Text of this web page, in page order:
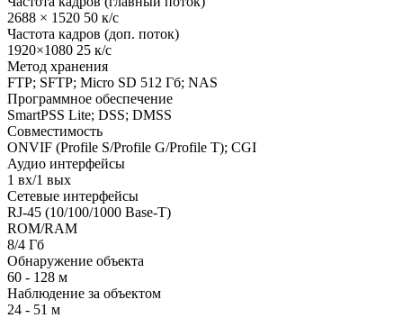
2688 × 1520 50 к/с
Частота кадров (доп. поток)
1920×1080 25 к/с
Метод хранения
FTP; SFTP; Micro SD 512 Гб; NAS
Программное обеспечение
SmartPSS Lite; DSS; DMSS
Совместимость
ONVIF (Profile S/Profile G/Profile T); CGI
Аудио интерфейсы
1 вх/1 вых
Сетевые интерфейсы
RJ-45 (10/100/1000 Base-T)
ROM/RAM
8/4 Гб
Обнаружение объекта
60 - 128 м
Наблюдение за объектом
24 - 51 м